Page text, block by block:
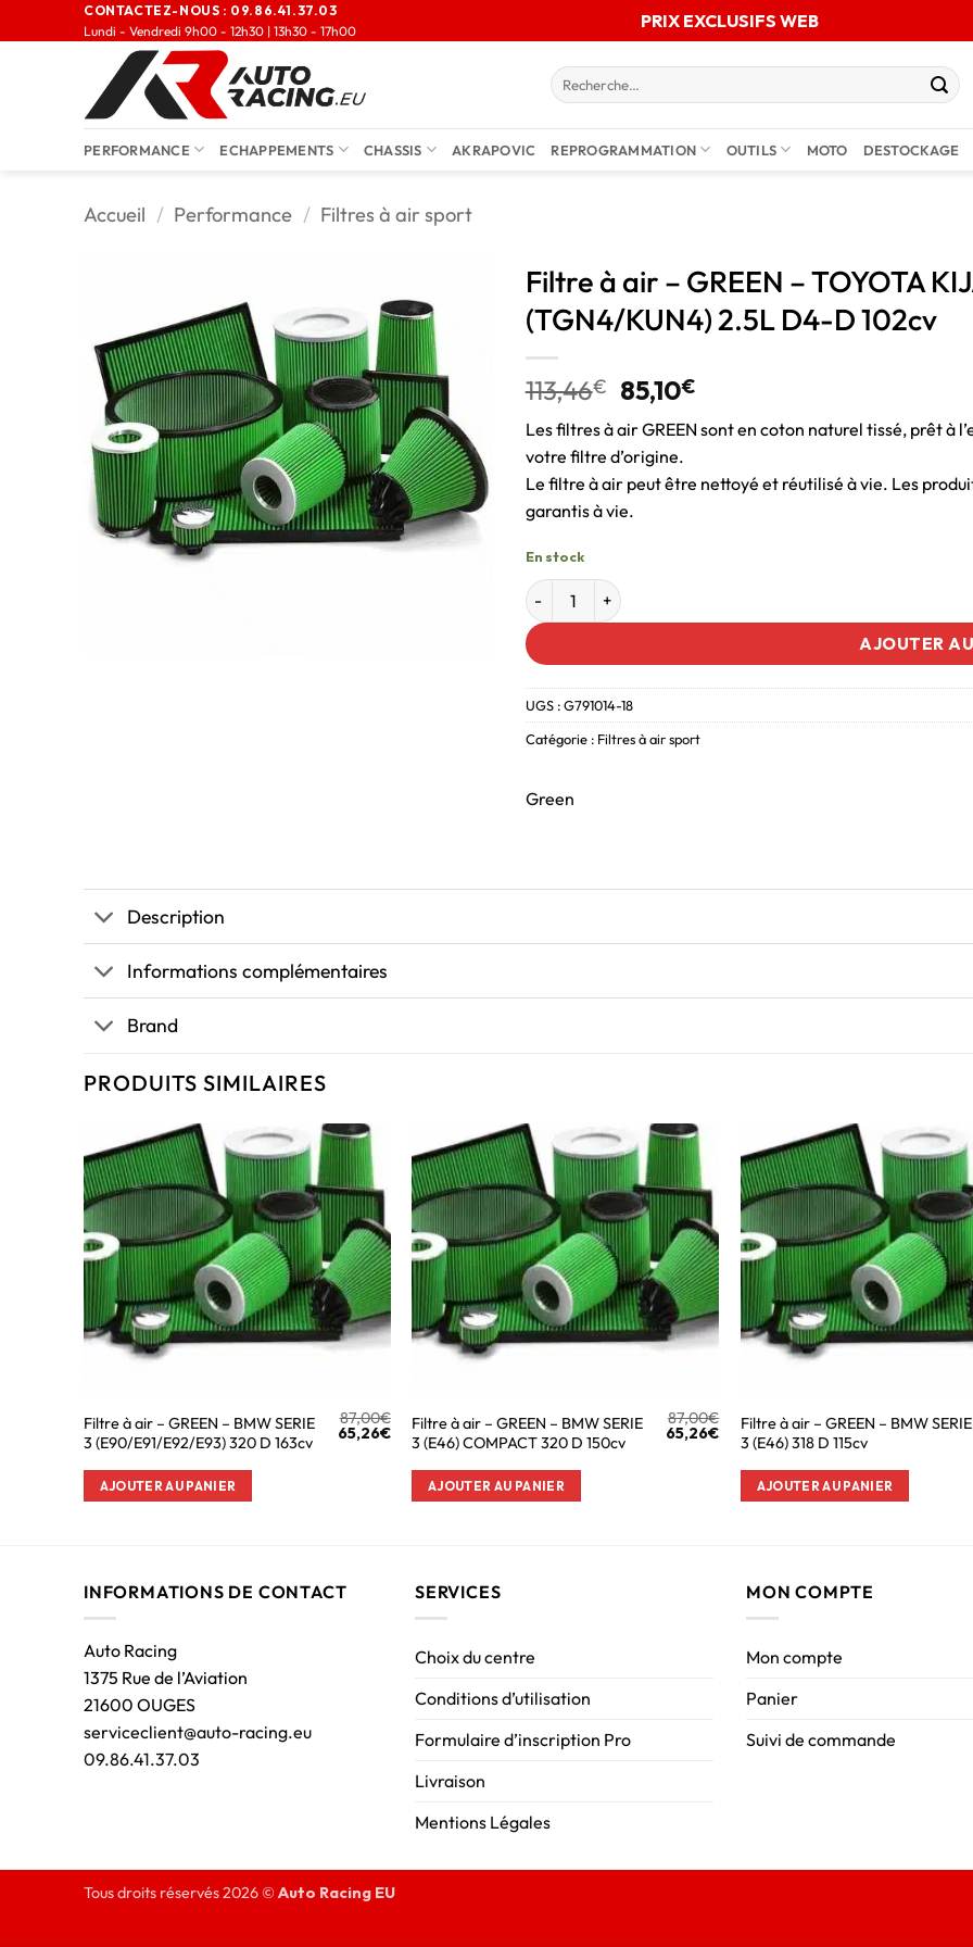
CONTACTEZ-NOUS : 09.86.41.37.03
Lundi - Vendredi 9h00 - 12h30 | 13h30 - 17h00
PRIX EXCLUSIFS WEB
PERFORMANCE ECHAPPEMENTS CHASSIS AKRAPOVIC REPROGRAMMATION OUTILS MOTO DESTOCKAGE
Accueil / Performance / Filtres à air sport
Filtre à air – GREEN – TOYOTA
(TGN4/KUN4) 2.5L D4-D 102cv
113,46€ 85,10€
Les filtres à air GREEN sont en coton naturel tissé, prêt à
votre filtre d’origine.
Le filtre à air peut être nettoyé et réutilisé à vie. Les
garantis à vie.
En stock
AJOUTER
UGS :G791014-18
Catégorie : Filtres à air sport
Green
Description
Informations complémentaires
Brand
PRODUITS SIMILAIRES
Filtre à air – GREEN – BMW SERIE
3 (E90/E91/E92/E93) 320 D 163cv
87,00€
65,26€
AJOUTER AU PANIER
Filtre à air – GREEN – BMW SERIE
3 (E46) COMPACT 320 D 150cv
87,00€
65,26€
AJOUTER AU PANIER
Filtre à air – GREEN – BMW SERIE
3 (E46) 318 D 115cv
AJOUTER AU PANIER
INFORMATIONS DE CONTACT
Auto Racing
1375 Rue de l’Aviation
21600 OUGES
serviceclient@auto-racing.eu
09.86.41.37.03
SERVICES
Choix du centre
Conditions d’utilisation
Formulaire d’inscription Pro
Livraison
Mentions Légales
MON COMPTE
Mon compte
Panier
Suivi de commande
Tous droits réservés 2026 © Auto Racing EU